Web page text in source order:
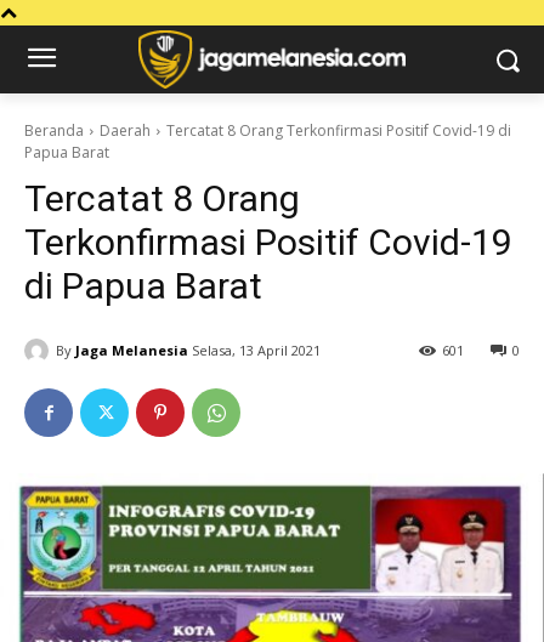
Beranda Daerah
Tercatat 8 Orang Terkonfirmasi Positif Covid-19 di
Papua Barat
Tercatat 8 Orang
Terkonfirmasi Positif Covid-19
di Papua Barat
By Jaga Melanesia Selasa, 13 April 2021 0
601